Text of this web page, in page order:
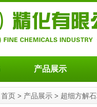
产品展示
首页 > 产品展示 > 超细方解